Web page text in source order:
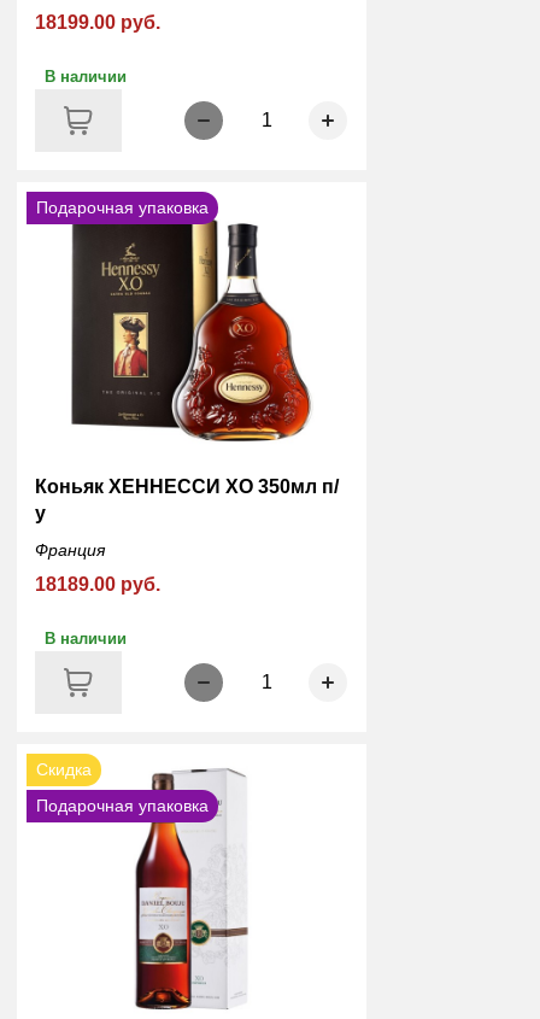
18199.00 руб.
В наличии
1
Подарочная упаковка
Коньяк ХЕННЕССИ ХО 350мл п/
у
Франция
18189.00 руб.
В наличии
1
Скидка
Подарочная упаковка